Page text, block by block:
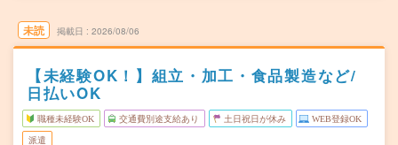
未読 掲載日 2026/08/06
【未経験OK！】組立・加工・食品製造など/
日払いOK
職種未経験OK 交通費別途支給あり 土日祝日が休み WEB登録OK
派遣